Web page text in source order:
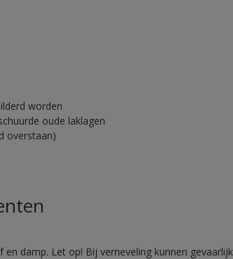
worden
oude laklagen
overstaan)
damp. Let op! Bij verneveling kunnen